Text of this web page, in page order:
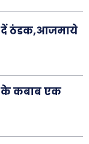
ठंडक,आजमाये
के कबाब एक